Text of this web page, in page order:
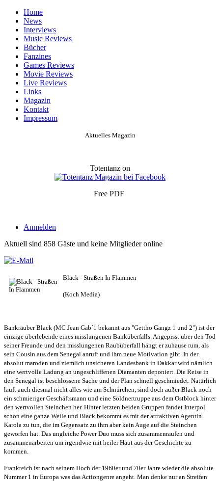
Home
News
Interviews
Music Reviews
Bücher
Fanzines
Games Reviews
Movie Reviews
Live Reviews
Links
Magazin
Kontakt
Impressum
Aktuelles Magazin
Totentanz on
Free PDF
Anmelden
Aktuell sind 858 Gäste und keine Mitglieder online
Black - Straßen In Flammen
(Koch Media)
Bankräuber Black (MC Jean Gab´1 bekannt aus "Gettho Gangz 1 und 2") ist der
einzige überlebende eines misslungenen Banküberfalls. Angepisst über den Tod
seiner Freunde und den misslungenen Raubüberfall hängt er zuhause rum, als
sein Cousin aus dem Senegal anruft und ihm neue Motivation gibt. In der
absolut maroden und ziemlich unsicheren Landesbank in Dakkar wird nämlich
eine wertvolle Ladung an ungeschliffenen Diamanten deponiert. Die Reise in
den Senegal ist beschlossene Sache und der Plan schnell geschmiedet. Natürlich
läuft auch diesmal nicht alles wie am Schnürchen, sind doch außer Black noch
ein schmieriger Geschäftsmann und eine Söldnertruppe aus dem Ostblock hinter
den wertvollen Steinchen her. Hinter letzten beiden Gruppen fandet Interpol
schon eine ganze Weile und Black bekommt es mit der attraktiven Agentin
Karola zu tun, die im Gegensatz zu ihm aber kein Auge auf die Steinchen
geworfen hat. Das ungleiche Power Duo muss sich zusammenraufen und
zusammenarbeiten um irgendwie mit heiler Haut aus der Geschichte zu
kommen.
Frankreich ist nach seinem Hoch der 1960er und 70er Jahre wieder die absolute
Nummer 1 in Europa was das Actiongenre angeht. Man denke nur an Streifen